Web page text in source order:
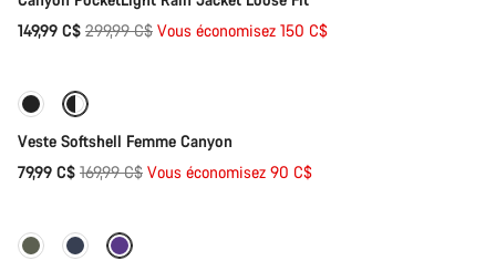
149,99 C$ Prix
299,99 C$ Vous économisez 150 C$
-53%
Sélection rapide
Veste Softshell Femme Canyon
79,99 C$ Prix
169,99 C$ Vous économisez 90 C$
-67%
Sélection rapide